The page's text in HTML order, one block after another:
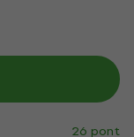
26 pont